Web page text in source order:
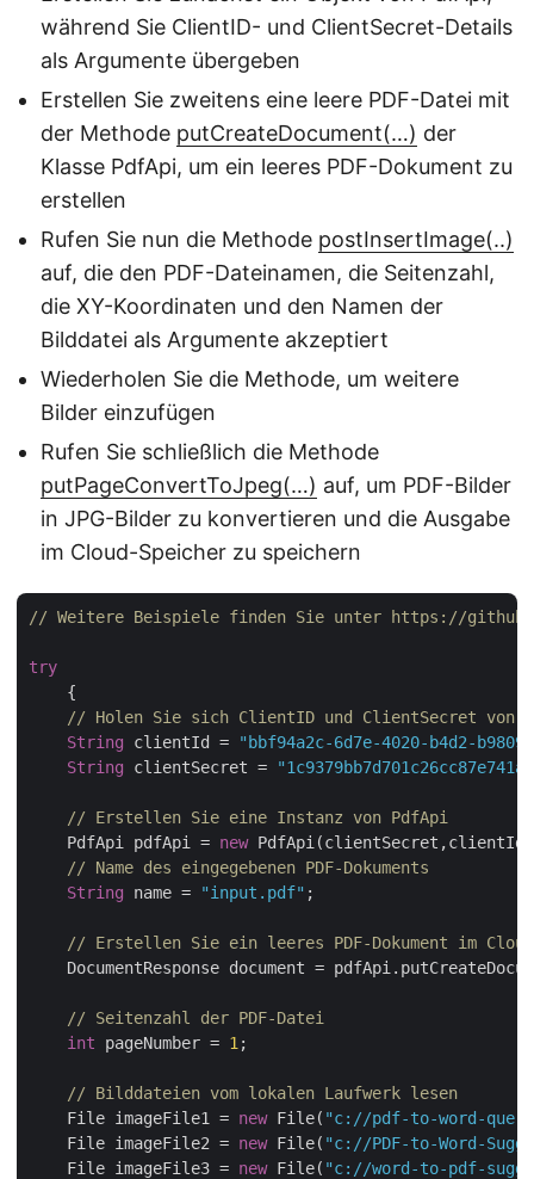
während Sie ClientID- und ClientSecret-Details
als Argumente übergeben
Erstellen Sie zweitens eine leere PDF-Datei mit
der Methode putCreateDocument(…) der
Klasse PdfApi, um ein leeres PDF-Dokument zu
erstellen
Rufen Sie nun die Methode postInsertImage(..)
auf, die den PDF-Dateinamen, die Seitenzahl,
die XY-Koordinaten und den Namen der
Bilddatei als Argumente akzeptiert
Wiederholen Sie die Methode, um weitere
Bilder einzufügen
Rufen Sie schließlich die Methode
putPageConvertToJpeg(…) auf, um PDF-Bilder
in JPG-Bilder zu konvertieren und die Ausgabe
im Cloud-Speicher zu speichern
// Weitere Beispiele finden Sie unter https://
try
    {
// Holen Sie sich ClientID und ClientSecret von
String clientId =
"bbf94a2c-6d7e-4020-b4d2-
String clientSecret =
// Erstellen Sie eine Instanz von PdfApi
    PdfApi pdfApi =
new
// Name des eingegebenen PDF-Dokuments
String name = "input.pdf" ;
// Erstellen Sie ein leeres PDF-Dokument im
DocumentResponse document =
// Seitenzahl der PDF-Datei
int pageNumber = 1 ;
// Bilddateien vom lokalen Laufwerk lesen
    File imageFile1 =
new File( "c://pdf-to-word-
    File imageFile2 =
new File( "c://PDF-to-Word-
    File imageFile3 =
new File( "c://word-to-pdf-